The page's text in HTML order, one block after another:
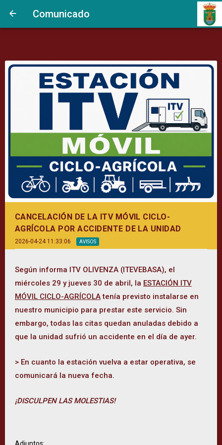
Comunicado
CANCELACIÓN DE LA ITV MÓVIL CICLO-
AGRÍCOLA POR ACCIDENTE DE LA UNIDAD
2026-04-24 11:33:06 AVISOS
Según informa ITV OLIVENZA (ITEVEBASA), el
miércoles 29 y jueves 30 de abril, la ESTACIÓN ITV
MÓVIL CICLO-AGRÍCOLAtenía previsto instalarse en
nuestro municipio para prestar este servicio. Sin
embargo, todas las citas quedan anuladas debido a
que la unidad sufrió un accidente en el día de ayer.
> En cuanto la estación vuelva a estar operativa, se
comunicará la nueva fecha.
¡DISCULPEN LAS MOLESTIAS!
Adjuntos: